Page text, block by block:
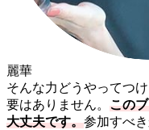
麗華
そんな力どうやってつ
要はありません。 この
大丈夫です。参加すべ